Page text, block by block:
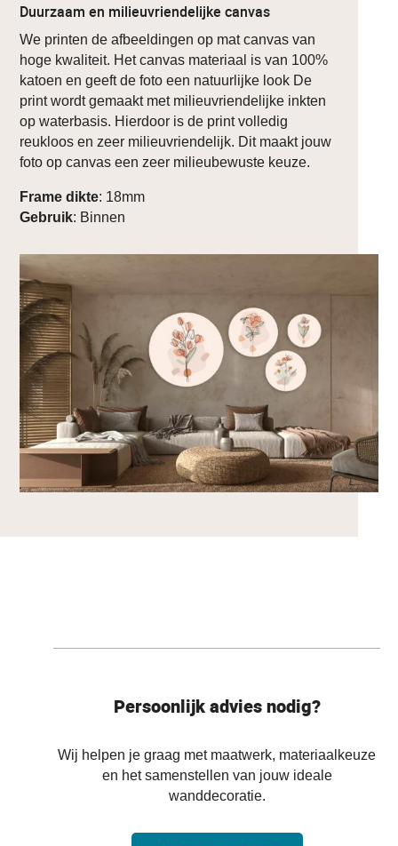
Duurzaam en milieuvriendelijke canvas
We printen de afbeeldingen op mat canvas van
hoge kwaliteit. Het canvas materiaal is van 100%
katoen en geeft de foto een natuurlijke look De
print wordt gemaakt met milieuvriendelijke inkten
op waterbasis. Hierdoor is de print volledig
reukloos en zeer milieuvriendelijk. Dit maakt jouw
foto op canvas een zeer milieubewuste keuze.
Frame dikte: 18mm
Gebruik: Binnen
Persoonlijk advies nodig?
Wij helpen je graag met maatwerk, materiaalkeuze
en het samenstellen van jouw ideale
wanddecoratie.